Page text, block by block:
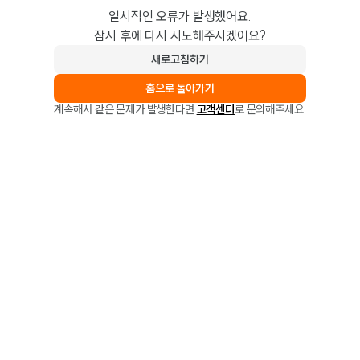
일시적인 오류가 발생했어요.
잠시 후에 다시 시도해주시겠어요?
새로고침하기
홈으로 돌아가기
계속해서 같은 문제가 발생한다면 고객센터로 문의해주세요.